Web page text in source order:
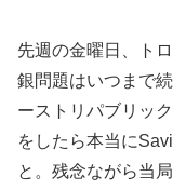
先週の金曜日、ト
銀問題はいつまで
ーストリパブリッ
をしたら本当に
と。残念ながら当